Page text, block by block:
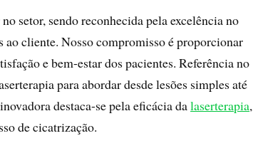
setor, sendo reconhecida pela excelência no
ao cliente. Nosso compromisso é proporcionar
e bem-estar dos pacientes. Referência no
para abordar desde lesões simples até
destaca-se pela eficácia dalaserterapia,
de cicatrização.